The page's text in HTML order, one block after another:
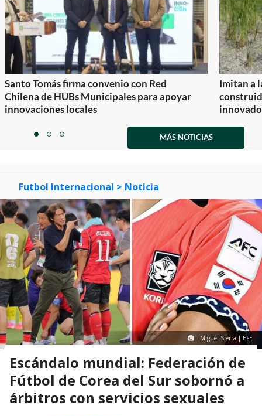
Santo Tomás firma convenio con Red
Chilena de HUBs Municipales para apoyar
innovaciones locales
Imitan a
itemitemitem
MÁS NOTICIAS
Futbol Internacional > Noticia
Miguel Sierra | EFE
Escándalo mundial: Federación de
Fútbol de Corea del Sur sobornó a
árbitros con servicios sexuales